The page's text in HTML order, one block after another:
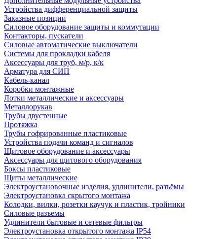
Устройства дифференциальной защиты
Заказные позиции
Силовое оборудование защиты и коммутации
Контакторы, пускатели
Силовые автоматические выключатели
Системы для прокладки кабеля
Аксессуары для труб, м/р, к/к
Арматура для СИП
Кабель-канал
Коробки монтажные
Лотки металлические и аксессуары
Металлорукав
Трубы двустенные
Протяжка
Трубы гофрированные пластиковые
Устройства подачи команд и сигналов
Щитовое оборудование и аксессуары
Аксессуары для щитового оборудования
Боксы пластиковые
Щиты металлические
Электроустановочные изделия, удлинители, разъёмы
Электроустановка скрытого монтажа
Колодки, вилки, розетки каучук и пластик, тройники
Силовые разъемы
Удлинители бытовые и сетевые фильтры
Электроустановка открытого монтажа IP54